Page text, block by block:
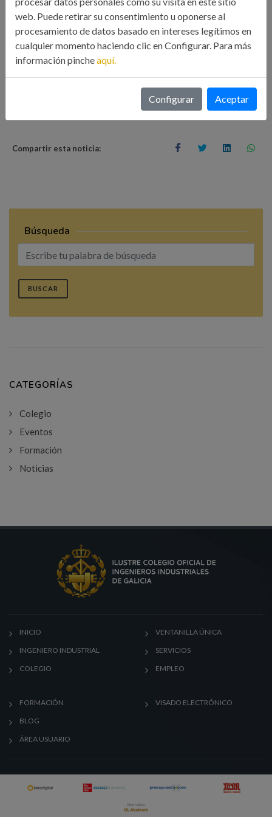
VER CAPÍTULO INICIAL
revolución
Compartir esta noticia:
Búsqueda
BUSCAR
CATEGORÍAS
Colegio
Eventos
Formación
Noticias
INICIO
INGENIERO INDUSTRIAL
COLEGIO
VENTANILLA ÚNICA
SERVICIOS
EMPLEO
FORMACIÓN
BLOG
ÁREA USUARIO
VISADO ELECTRÓNICO
web. Puede retirar su consentimiento u oponerse al
procesamiento de datos basado en intereses legítimos en
cualquier momento haciendo clic en Configurar. Para más
información pincheaquí.
Configurar Aceptar